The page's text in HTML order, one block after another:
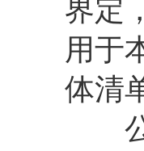
界定
用于
体清
公